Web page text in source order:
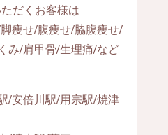
だくお客様は
痩せ/腹痩せ/脇腹痩せ/
み/肩甲骨/生理痛/など
/安倍川駅/用宗駅/焼津